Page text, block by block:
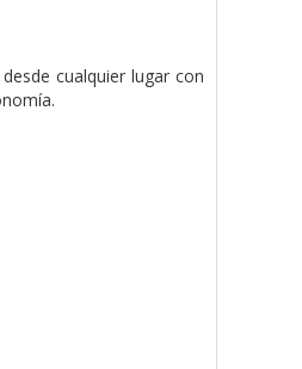
cualquier lugar con